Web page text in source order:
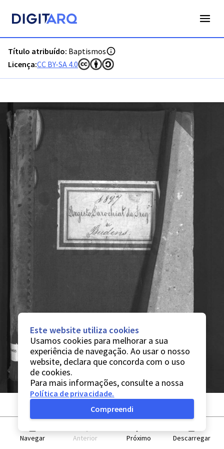
Título atribuído: Baptismos
Licença:CC BY-SA 4.0
Navegar Anterior Próximo Descarregar
Este website utiliza cookies
Usamos cookies para melhorar a sua
experiência de navegação. Ao usar o nosso
website, declara que concorda com o uso
de cookies.
Para mais informações, consulte a nossa
Política de privacidade.
Compreendi